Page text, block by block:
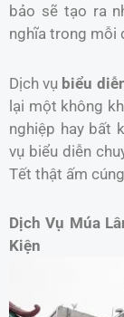
bảo sẽ tạo ra
nghĩa trong mỗi
Dịch vụ biểu
lại một không
nghiệp hay bất
vụ biểu diễn
Tết thật ấm
Dịch Vụ Múa
Kiện